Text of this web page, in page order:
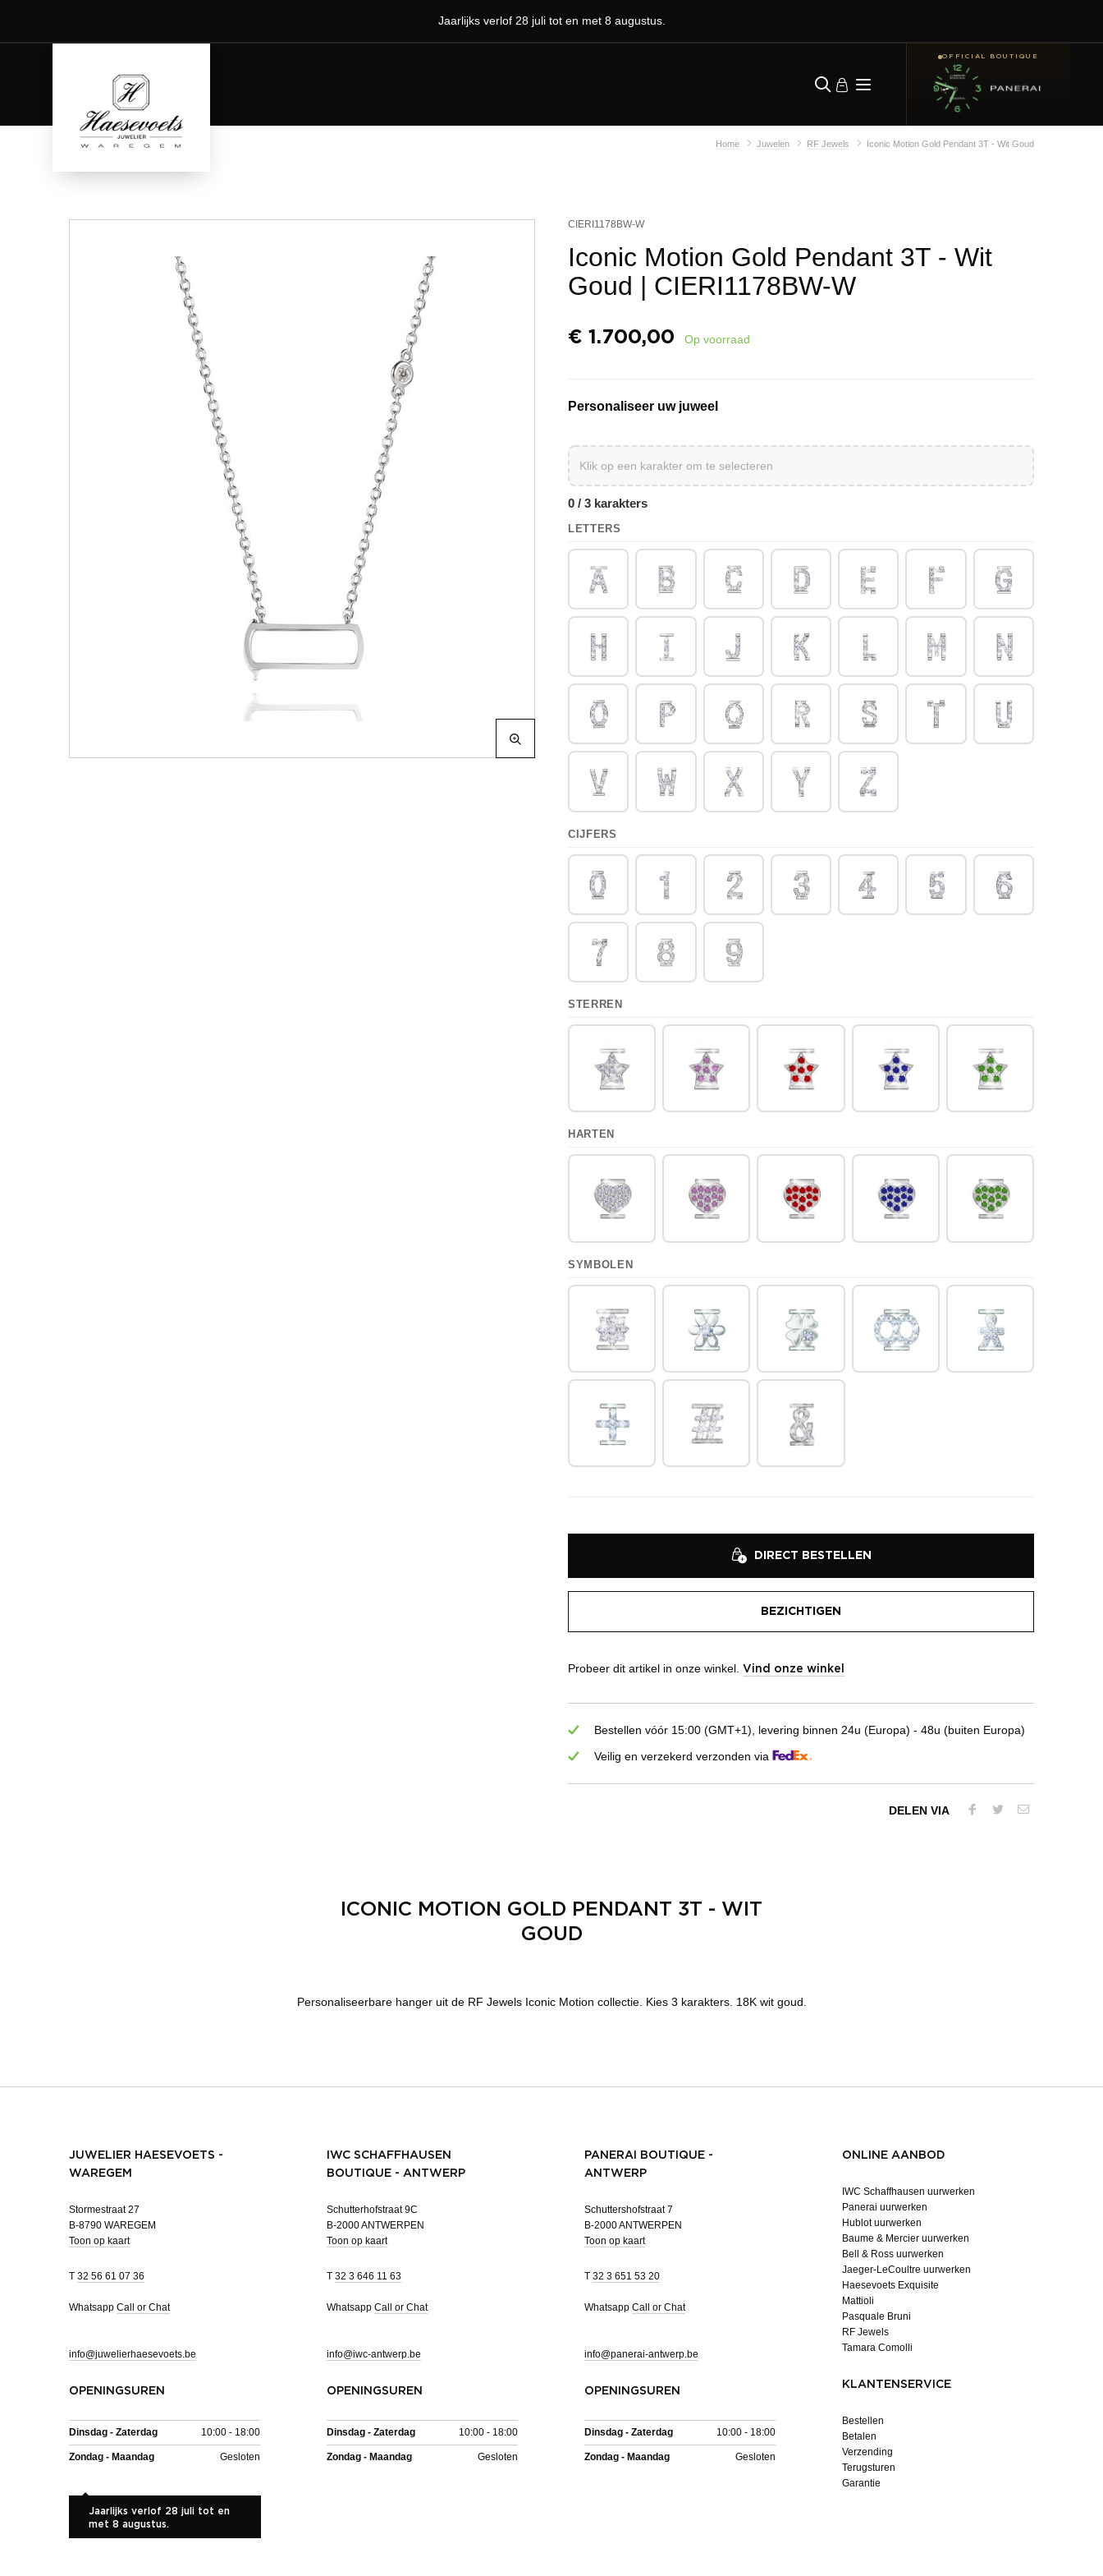
Jaarlijks verlof 28 juli tot en met 8 augustus.
OFFICIAL BOUTIQUE
Home Juwelen RF Jewels Iconic Motion Gold Pendant 3T - Wit Goud
CIERI1178BW-W
Iconic Motion Gold Pendant 3T - Wit
Goud | CIERI1178BW-W
€ 1.700,00 Op voorraad
Personaliseer uw juweel
0 / 3 karakters
LETTERS
CIJFERS
STERREN
HARTEN
SYMBOLEN
DIRECT BESTELLEN
BEZICHTIGEN
Probeer dit artikel in onze winkel. Vind onze winkel
Bestellen vóór 15:00 (GMT+1), levering binnen 24u (Europa) - 48u (buiten Europa)
Veilig en verzekerd verzonden via
DELEN VIA
ICONIC MOTION GOLD PENDANT 3T - WIT
GOUD
Personaliseerbare hanger uit de RF Jewels Iconic Motion collectie. Kies 3 karakters. 18K wit goud.
JUWELIER HAESEVOETS -
WAREGEM
Stormestraat 27
B-8790 WAREGEM
Toon op kaart
T 32 56 61 07 36
Whatsapp Call or Chat
info@juwelierhaesevoets.be
OPENINGSUREN
Dinsdag - Zaterdag 10:00 - 18:00
Zondag - Maandag Gesloten
Jaarlijks verlof 28 juli tot en
met 8 augustus.
IWC SCHAFFHAUSEN
BOUTIQUE - ANTWERP
Schutterhofstraat 9C
B-2000 ANTWERPEN
Toon op kaart
T 32 3 646 11 63
Whatsapp Call or Chat
info@iwc-antwerp.be
OPENINGSUREN
Dinsdag - Zaterdag 10:00 - 18:00
Zondag - Maandag Gesloten
PANERAI BOUTIQUE -
ANTWERP
Schuttershofstraat 7
B-2000 ANTWERPEN
Toon op kaart
T 32 3 651 53 20
Whatsapp Call or Chat
info@panerai-antwerp.be
OPENINGSUREN
Dinsdag - Zaterdag 10:00 - 18:00
Zondag - Maandag Gesloten
ONLINE AANBOD
IWC Schaffhausen uurwerken
Panerai uurwerken
Hublot uurwerken
Baume & Mercier uurwerken
Bell & Ross uurwerken
Jaeger-LeCoultre uurwerken
Haesevoets Exquisite
Mattioli
Pasquale Bruni
RF Jewels
Tamara Comolli
KLANTENSERVICE
Bestellen
Betalen
Verzending
Terugsturen
Garantie